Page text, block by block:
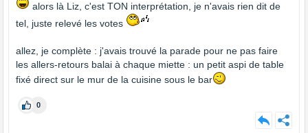
alors là Liz, c'est TON interprétation, je n'avais rien dit de
tel, juste relevé les votes
allez, je complète : j'avais trouvé la parade pour ne pas faire
les allers-retours balai à chaque miette : un petit aspi de table
fixé direct sur le mur de la cuisine sous le bar
0